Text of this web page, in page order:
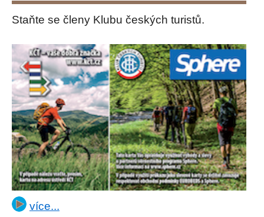
Staňte se členy Klubu českých turistů.
více...